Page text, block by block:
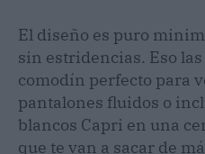
El diseño es puro
sin estridencias. Eso
comodín perfecto para
pantalones fluidos o
blancos Capri en una
que te van a sacar de